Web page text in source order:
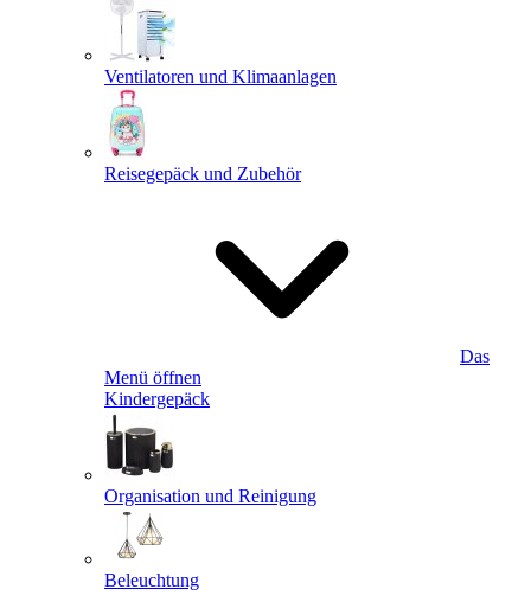
Ventilatoren und Klimaanlagen
Reisegepäck und Zubehör
Das
Menü öffnen
Kindergepäck
Organisation und Reinigung
Beleuchtung